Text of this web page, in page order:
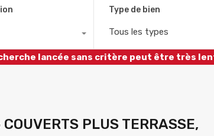
Type de bien
Tous les types
lancée sans critère peut être très
PLUS TERRASSE,